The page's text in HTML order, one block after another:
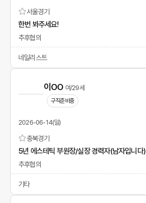
서울경기
한번 봐주세요!
추후협의
네일리스트
이OO 여/29세
구직준비중
2026-06-14(일)
충북경기
5년 에스테틱 부원장/실장 경력자(남자입니다)
추후협의
기타